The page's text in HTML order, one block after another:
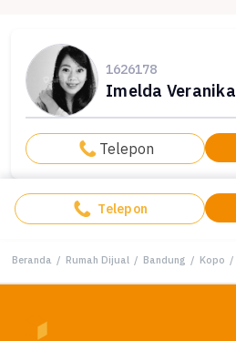
1626178
Imelda Veranika
Telepon
Telepon
Beranda / Rumah Dijual / Bandung / Kopo /